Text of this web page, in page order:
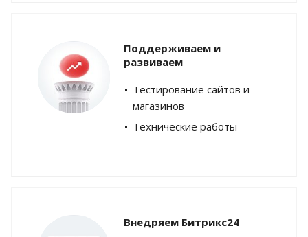
Поддерживаем и
развиваем
Тестирование сайтов и
магазинов
Технические работы
Внедряем Битрикс24